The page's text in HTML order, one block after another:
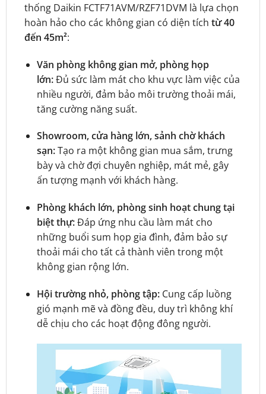
thống Daikin FCTF71AVM/RZF71DVM là lựa chọn
hoàn hảo cho các không gian có diện tích từ 40
đến 45m²:
Văn phòng không gian mở, phòng họp
lớn:Đủ sức làm mát cho khu vực làm việc của
nhiều người, đảm bảo môi trường thoải mái,
tăng cường năng suất.
Showroom, cửa hàng lớn, sảnh chờ khách
sạn:Tạo ra một không gian mua sắm, trưng
bày và chờ đợi chuyên nghiệp, mát mẻ, gây
ấn tượng mạnh với khách hàng.
Phòng khách lớn, phòng sinh hoạt chung tại
biệt thự:Đáp ứng nhu cầu làm mát cho
những buổi sum họp gia đình, đảm bảo sự
thoải mái cho tất cả thành viên trong một
không gian rộng lớn.
Hội trường nhỏ, phòng tập:Cung cấp luồng
gió mạnh mẽ và đồng đều, duy trì không khí
dễ chịu cho các hoạt động đông người.